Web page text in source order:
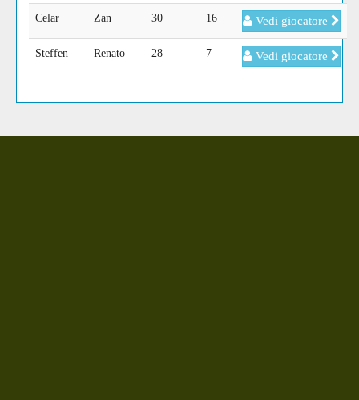
Celar Zan 30 16 Vedi giocatore
Steffen Renato 28 7 Vedi giocatore